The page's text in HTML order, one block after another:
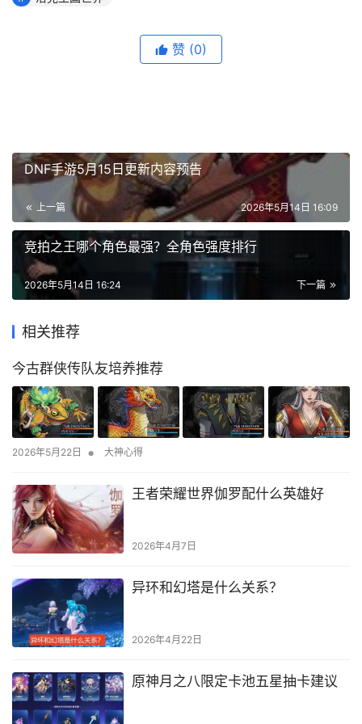
赞 (0)
DNF手游5月15日更新内容预告
上一篇 2026年5月14日 16:09
竞拍之王哪个角色最强？全角色强度排行
下一篇
2026年5月14日 16:24
相关推荐
今古群侠传队友培养推荐
2026年5月22日 • 大神心得
王者荣耀世界伽罗配什么英雄好
2026年4月7日
异环和幻塔是什么关系？
2026年4月22日
原神月之八限定卡池五星抽卡建议